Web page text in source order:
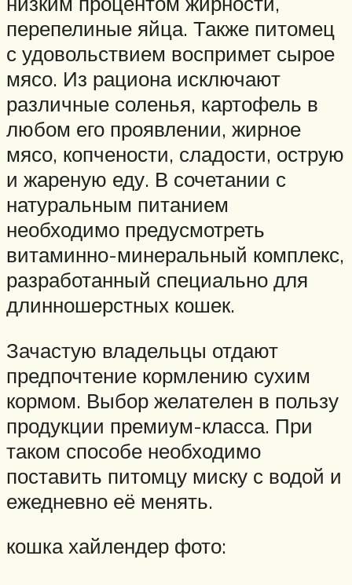
перепелиные яйца. Также питомец
с удовольствием воспримет сырое
мясо. Из рациона исключают
различные соленья, картофель в
любом его проявлении, жирное
мясо, копчености, сладости, острую
и жареную еду. В сочетании с
натуральным питанием
необходимо предусмотреть
витаминно-минеральный комплекс,
разработанный специально для
длинношерстных кошек.
Зачастую владельцы отдают
предпочтение кормлению сухим
кормом. Выбор желателен в пользу
продукции премиум-класса. При
таком способе необходимо
поставить питомцу миску с водой и
ежедневно её менять.
кошка хайлендер фото: